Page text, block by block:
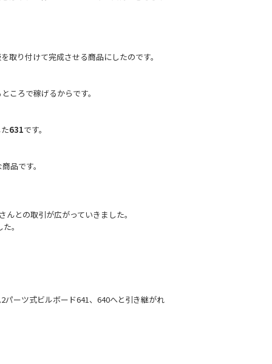
り付けて完成させる商品にしたのです。
ころで稼げるからです。
631です。
品です。
との取引が広がっていきました。
。
ーツ式ビルボード641、640へと引き継がれ